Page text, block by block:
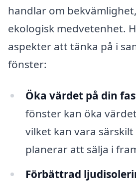
handlar om
ekologisk medvetenhet.
aspekter att tänka på i
fönster:
Öka värdet på din
fönster kan öka
vilket kan vara
planerar att sälja i
Förbättrad